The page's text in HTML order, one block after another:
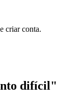
criar conta.
difícil"